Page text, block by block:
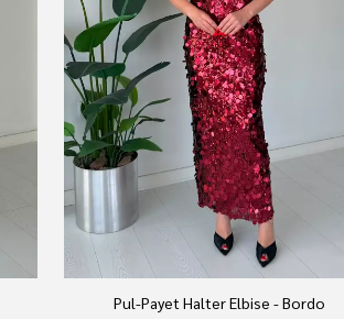
Pul-Payet Halter Elbise - Bordo